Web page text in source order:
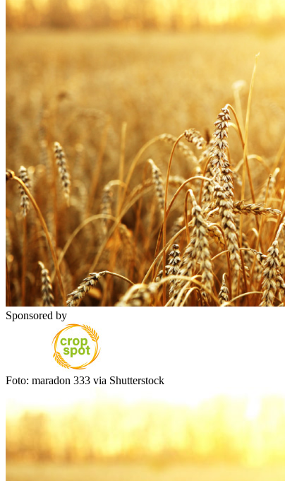
Sponsored by
Foto: maradon 333 via Shutterstock